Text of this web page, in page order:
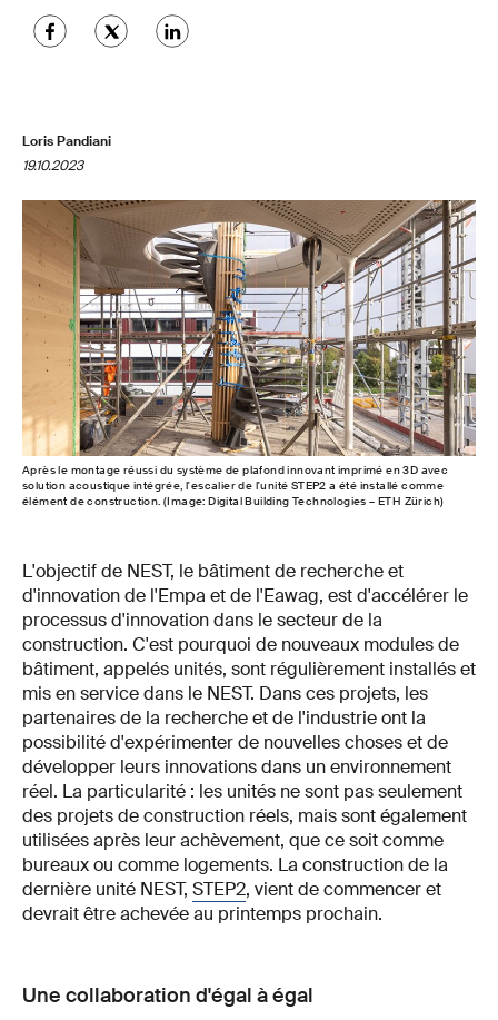
Loris Pandiani
19.10.2023
Après le montage réussi du système de plafond innovant imprimé en 3D avec
solution acoustique intégrée, l'escalier de l'unité STEP2 a été installé comme
élément de construction. (Image: Digital Building Technologies – ETH Zürich)
L'objectif de NEST, le bâtiment de recherche et
d'innovation de l'Empa et de l'Eawag, est d'accélérer le
processus d'innovation dans le secteur de la
construction. C'est pourquoi de nouveaux modules de
bâtiment, appelés unités, sont régulièrement installés et
mis en service dans le NEST. Dans ces projets, les
partenaires de la recherche et de l'industrie ont la
possibilité d'expérimenter de nouvelles choses et de
développer leurs innovations dans un environnement
réel. La particularité : les unités ne sont pas seulement
des projets de construction réels, mais sont également
utilisées après leur achèvement, que ce soit comme
bureaux ou comme logements. La construction de la
dernière unité NEST, STEP2, vient de commencer et
devrait être achevée au printemps prochain.
Une collaboration d'égal à égal